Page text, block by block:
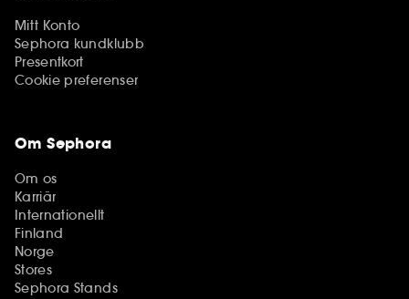
Mitt Konto
Sephora kundklubb
Presentkort
Cookie preferenser
Om Sephora
Om os
Karriär
Internationellt
Finland
Norge
Stores
Sephora Stands